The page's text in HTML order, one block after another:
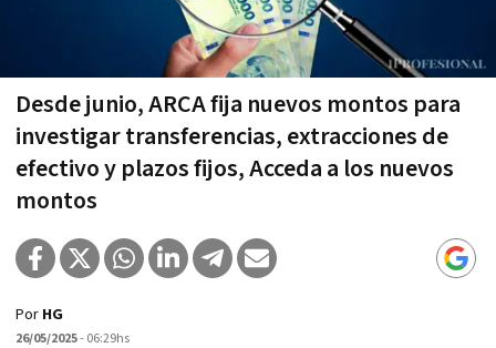
Desde junio, ARCA fija nuevos montos para
investigar transferencias, extracciones de
efectivo y plazos fijos, Acceda a los nuevos
montos
Por HG
26/05/2025- 06:29hs